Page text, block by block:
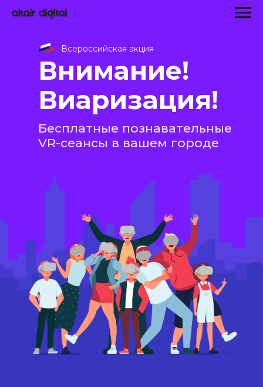
Бесплатные познавательные
VR-сеансы в вашем городе
Внимание!
Виаризация!
Всероссийская акция